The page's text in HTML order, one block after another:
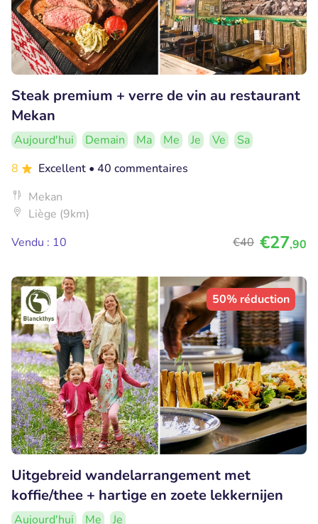
Steak premium + verre de vin au restaurant
Mekan
Aujourd'hui Demain Ma Me Je Ve
Sa
8
Excellent • 40 commentaires
Mekan
Liège (9km)
Vendu : 10
€40 €27,90
50% réduction
Uitgebreid wandelarrangement met
koffie/thee + hartige en zoete lekkernijen
Aujourd'hui Me
Je